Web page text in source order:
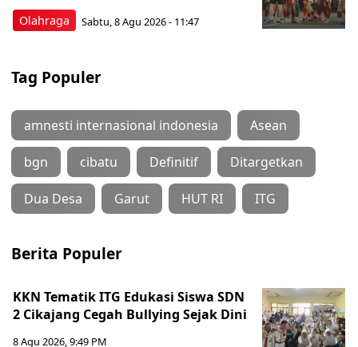
Olahraga Sabtu, 8 Agu 2026 - 11:47
Tag Populer
amnesti internasional indonesia Asean
bgn cibatu Definitif Ditargetkan
Dua Desa Garut HUT RI ITG
Berita Populer
KKN Tematik ITG Edukasi Siswa SDN
2 Cikajang Cegah Bullying Sejak Dini
8 Agu 2026, 9:49 PM